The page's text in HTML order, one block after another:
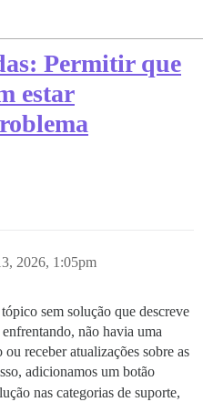
Permitir que
estar
2026, 1:05pm
sem solução que descreve
não havia uma
receber atualizações sobre as
adicionamos um botão
nas categorias de suporte,